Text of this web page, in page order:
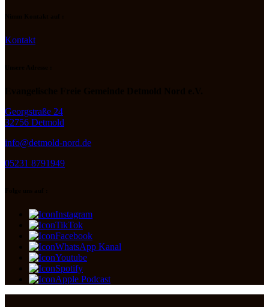
Kontakt
Georgstraße 24
32756 Detmold
info@detmold-nord.de
05231 8791949
Instagram
TikTok
Facebook
WhatsApp Kanal
Youtube
Spotify
Apple Podcast